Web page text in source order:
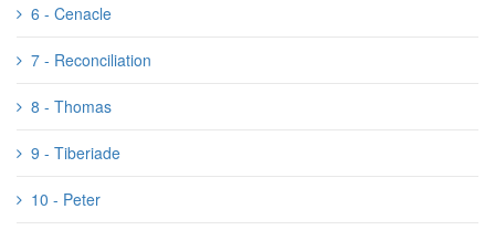
6 - Cenacle
7 - Reconciliation
8 - Thomas
9 - Tiberiade
10 - Peter